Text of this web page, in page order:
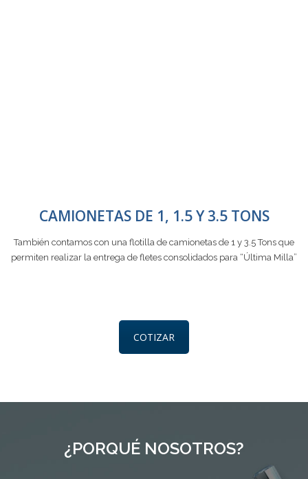
CAMIONETAS DE 1, 1.5 Y 3.5 TONS
También contamos con una flotilla de camionetas de 1 y 3.5 Tons que
permiten realizar la entrega de fletes consolidados para “Última Milla”
COTIZAR
¿PORQUÉ NOSOTROS?